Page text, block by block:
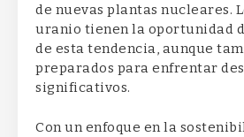
de nuevas plantas nucleares.
uranio tienen la oportunidad
de esta tendencia, aunque
preparados para enfrentar
significativos.
Con un enfoque en la